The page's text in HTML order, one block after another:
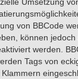
Umsetzung
von BBCode
können
werden.
Tags von
Klammern